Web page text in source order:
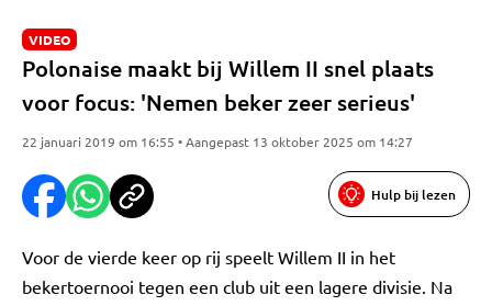
VIDEO
Polonaise maakt bij Willem II snel plaats
voor focus: 'Nemen beker zeer serieus'
22 januari 2019 om 16:55 • Aangepast 13 oktober 2025 om 14:27
Hulp bij lezen
Voor de vierde keer op rij speelt Willem II in het
bekertoernooi tegen een club uit een lagere divisie. Na